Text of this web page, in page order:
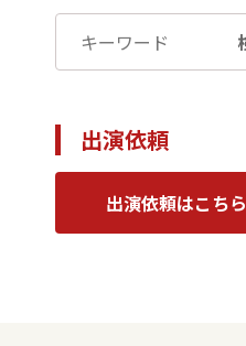
出演依頼
出演依頼はこちら